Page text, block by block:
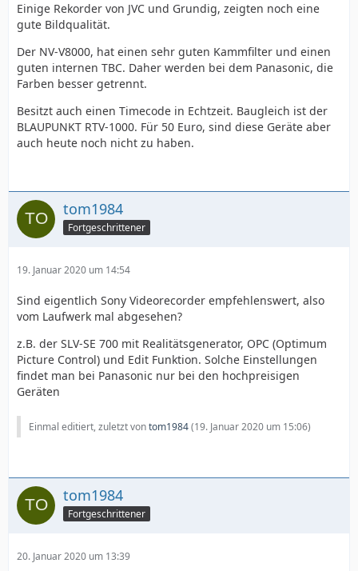
Einige Rekorder von JVC und Grundig, zeigten noch eine
gute Bildqualität.
Der NV-V8000, hat einen sehr guten Kammfilter und einen
guten internen TBC. Daher werden bei dem Panasonic, die
Farben besser getrennt.
Besitzt auch einen Timecode in Echtzeit. Baugleich ist der
BLAUPUNKT RTV-1000. Für 50 Euro, sind diese Geräte aber
auch heute noch nicht zu haben.
tom1984
Fortgeschrittener
19. Januar 2020 um 14:54
Sind eigentlich Sony Videorecorder empfehlenswert, also
vom Laufwerk mal abgesehen?
z.B. der SLV-SE 700 mit Realitätsgenerator, OPC (Optimum
Picture Control) und Edit Funktion. Solche Einstellungen
findet man bei Panasonic nur bei den hochpreisigen
Geräten
Einmal editiert, zuletzt vontom1984(19. Januar 2020 um 15:06)
tom1984
Fortgeschrittener
20. Januar 2020 um 13:39